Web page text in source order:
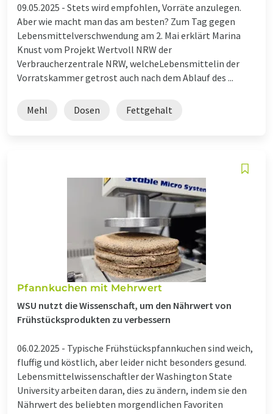
09.05.2025 - Stets wird empfohlen, Vorräte anzulegen.
Aber wie macht man das am besten? Zum Tag gegen
Lebensmittelverschwendung am 2. Mai erklärt Marina
Knust vom Projekt Wertvoll NRW der
Verbraucherzentrale NRW, welcheLebensmittelin der
Vorratskammer getrost auch nach dem Ablauf des ...
Mehl Dosen Fettgehalt
Pfannkuchen mit Mehrwert
WSU nutzt die Wissenschaft, um den Nährwert von
Frühstücksprodukten zu verbessern
06.02.2025 - Typische Frühstückspfannkuchen sind weich,
fluffig und köstlich, aber leider nicht besonders gesund.
Lebensmittelwissenschaftler der Washington State
University arbeiten daran, dies zu ändern, indem sie den
Nährwert des beliebten morgendlichen Favoriten